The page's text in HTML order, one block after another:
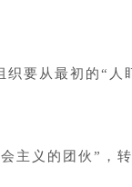
要从最初的“人
主义的团伙”，